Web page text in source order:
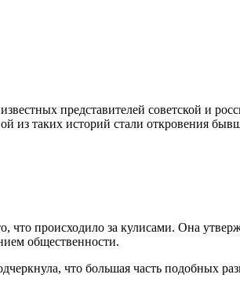
представителей советской и
из таких историй стали откровения
происходило за кулисами. Она
общественности.
что большая часть подобных